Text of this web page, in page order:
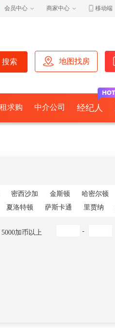
会员中心 商家中心 移动端
地图找房
求购 中介公司 经纪人
密西沙加 金斯顿 哈密尔顿
夏洛特顿 萨斯卡通 里贾纳
5000加币以上 -